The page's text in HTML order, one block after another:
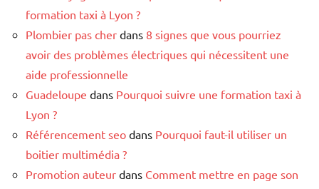
formation taxi à Lyon ?
Plombier pas cher dans 8 signes que vous pourriez
avoir des problèmes électriques qui nécessitent une
aide professionnelle
Guadeloupe dans Pourquoi suivre une formation taxi à
Lyon ?
Référencement seo dans Pourquoi faut-il utiliser un
boitier multimédia ?
Promotion auteur dans Comment mettre en page son